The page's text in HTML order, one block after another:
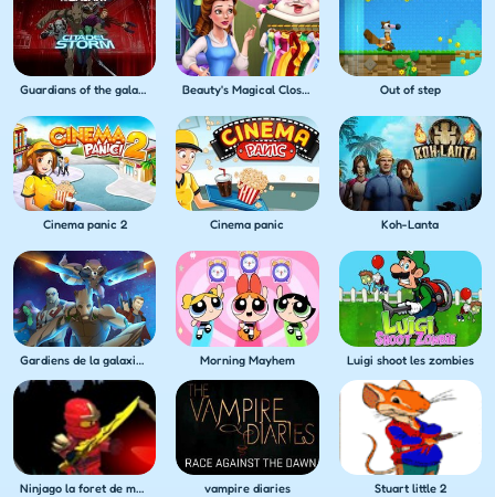
Guardians of the galaxy Citadel storm Beauty's Magical Closet Out of step
Cinema panic 2 Cinema panic Koh-Lanta
Gardiens de la galaxie - Course galactique Morning Mayhem Luigi shoot les zombies
Ninjago la foret de monstres vampire diaries Stuart little 2